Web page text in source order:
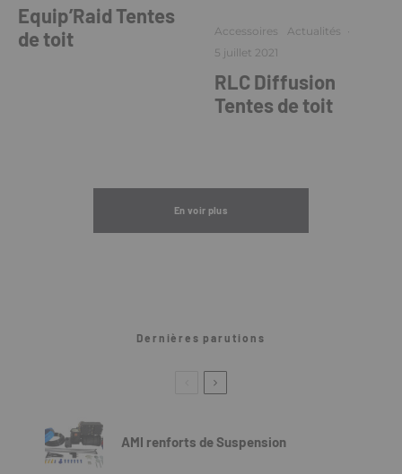
Equip’Raid Tentes
de toit
Accessoires Actualités ·
5 juillet 2021
RLC Diffusion
Tentes de toit
En voir plus
Dernières parutions
AMI renforts de Suspension